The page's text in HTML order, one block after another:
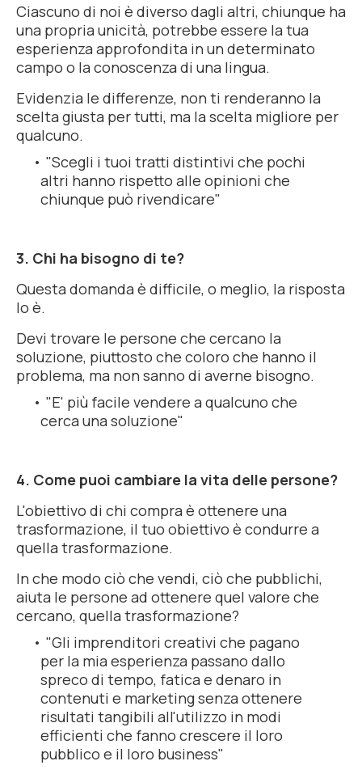
Ciascuno di noi è diverso dagli altri, chiunque ha
una propria unicità, potrebbe essere la tua
esperienza approfondita in un determinato
campo o la conoscenza di una lingua.
Evidenzia le differenze, non ti renderanno la
scelta giusta per tutti, ma la scelta migliore per
qualcuno.
"Scegli i tuoi tratti distintivi che pochi
altri hanno rispetto alle opinioni che
chiunque può rivendicare"
3. Chi ha bisogno di te?
Questa domanda è difficile, o meglio, la risposta
lo è.
Devi trovare le persone che cercano la
soluzione, piuttosto che coloro che hanno il
problema, ma non sanno di averne bisogno.
"E' più facile vendere a qualcuno che
cerca una soluzione"
4. Come puoi cambiare la vita delle persone?
L'obiettivo di chi compra è ottenere una
trasformazione, il tuo obiettivo è condurre a
quella trasformazione.
In che modo ciò che vendi, ciò che pubblichi,
aiuta le persone ad ottenere quel valore che
cercano, quella trasformazione?
"Gli imprenditori creativi che pagano
per la mia esperienza passano dallo
spreco di tempo, fatica e denaro in
contenuti e marketing senza ottenere
risultati tangibili all'utilizzo in modi
efficienti che fanno crescere il loro
pubblico e il loro business"